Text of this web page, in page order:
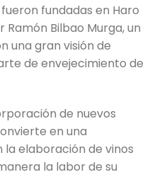
fundadas en Haro
Ramón Bilbao Murga, un
una gran visión de
de envejecimiento de
de nuevos
en una
elaboración de vinos
la labor de su